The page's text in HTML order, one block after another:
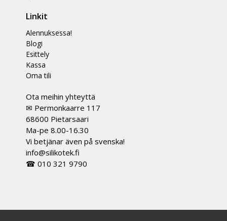
Linkit
Alennuksessa!
Blogi
Esittely
Kassa
Oma tili
Ota meihin yhteyttä
✉ Permonkaarre 117
68600 Pietarsaari
Ma-pe 8.00-16.30
Vi betjänar även på svenska!
info@silikotek.fi
☎ 010 321 9790